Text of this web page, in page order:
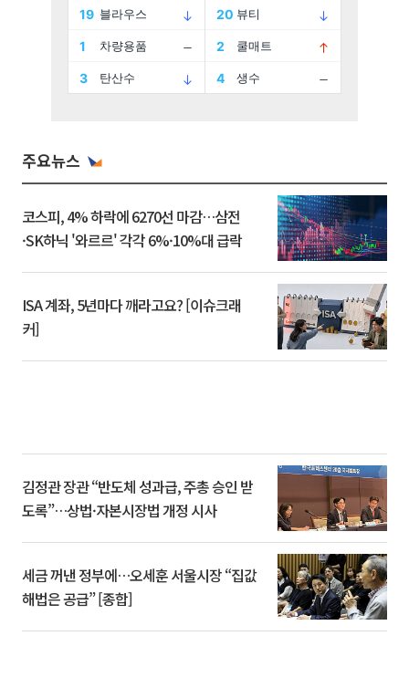
주요뉴스
코스피, 4% 하락에 6270선 마감…삼전
·SK하닉 '와르르' 각각 6%·10%대 급락
ISA 계좌, 5년마다 깨라고요? [이슈크래
커]
김정관 장관 “반도체 성과급, 주총 승인 받
도록”…상법·자본시장법 개정 시사
세금 꺼낸 정부에…오세훈 서울시장 “집값
해법은 공급” [종합]